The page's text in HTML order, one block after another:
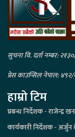
सुचना वि. दर्ता नम्बर:
प्रेस काउन्सिल नेपाल:
हाम्रो टिम
प्रबन्ध निर्देशक - राजेन्द्र
कार्यकारी निर्देशक -